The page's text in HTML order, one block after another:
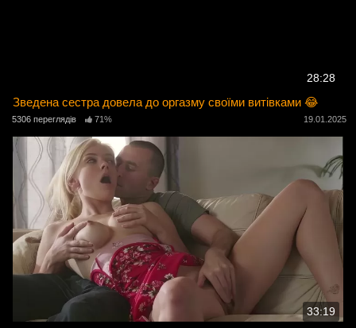
28:28
Зведена сестра довела до оргазму своїми витівками 😂
5306 переглядів 71% 19.01.2025
33:19